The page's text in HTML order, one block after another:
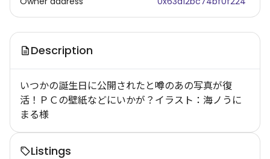
Description
いつかの誕生日に公開されたと噂のあの写真が復
活！ＰＣの壁紙などにいかが？イラスト：海ノうに
まる様
Listings